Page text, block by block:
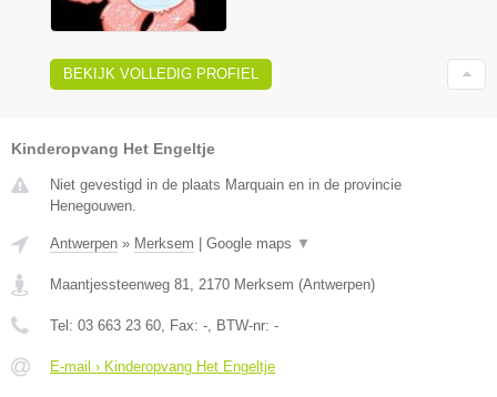
BEKIJK VOLLEDIG PROFIEL
Kinderopvang Het Engeltje
Niet gevestigd in de plaats Marquain en in de provincie
Henegouwen.
Antwerpen » Merksem Google maps ▼
Maantjessteenweg 81 2170 Merksem (Antwerpen)
Tel: 03 663 23 60 , Fax: - , BTW-nr: -
E-mail › Kinderopvang Het Engeltje